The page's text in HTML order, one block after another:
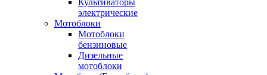
Культиваторы
электрические
Мотоблоки
Мотоблоки
бензиновые
Дизельные
мотоблоки